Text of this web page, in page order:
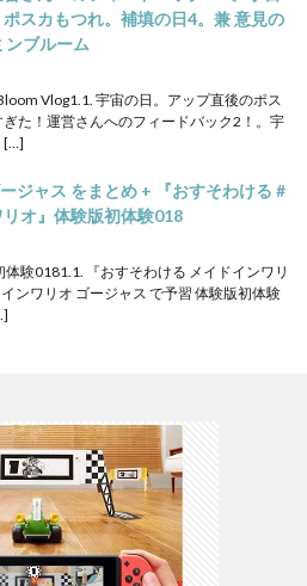
スカもつれ。補填の日4。兼 意見の
ンブルーム
Vlog1.1. 宇宙の日。アップ直後のポス
ぎた！運営さんへのフィードバック2！。宇
[…]
ジャス をまとめ + 『おすそわける #
オ』体験版初体験018
体験0181.1. 『おすそわける メイドインワリ
ンワリオ ゴージャス で予習 体験版初体験